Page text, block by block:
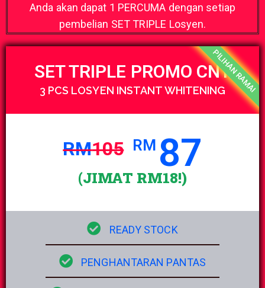
Anda akan dapat 1 PERCUMA dengan setiap
pembelian SET TRIPLE Losyen.
SET TRIPLE PROMO CNY
3 PCS LOSYEN INSTANT WHITENING
RM105 RM 87
(JIMAT RM18!)
READY STOCK
PENGHANTARAN PANTAS
PILIHAN RAMAI